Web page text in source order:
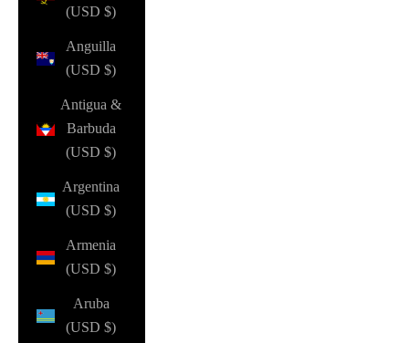
(USD $)
Anguilla
(USD $)
Antigua &
Barbuda
(USD $)
Argentina
(USD $)
Armenia
(USD $)
Aruba
(USD $)